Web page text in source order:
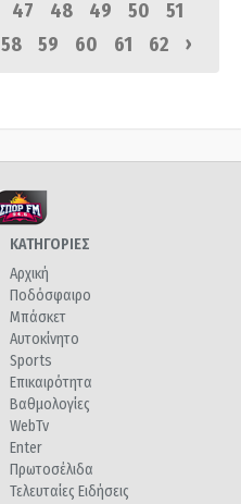
47 48 49 50
51
58 59 60 61 62 ›
ΚΑΤΗΓΟΡΙΕΣ
Αρχική
Ποδόσφαιρο
Μπάσκετ
Αυτοκίνητο
Sports
Επικαιρότητα
Βαθμολογίες
WebTv
Enter
Πρωτοσέλιδα
Τελευταίες Ειδήσεις